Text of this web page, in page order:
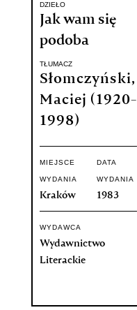
DZIEŁO
Jak wam się
podoba
TŁUMACZ
Słomczyński,
Maciej (1920-
1998)
MIEJSCE
WYDANIA
Kraków
DATA
WYDANIA
1983
WYDAWCA
Wydawnictwo
Literackie